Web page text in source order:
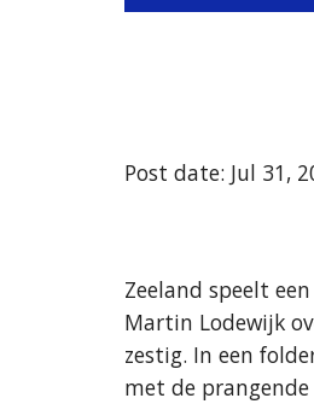
Post date: Jul 31,
Zeeland speelt
Martin Lodewijk
zestig. In een
met de